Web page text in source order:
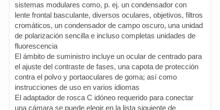
sistemas modulares como, p. ej. un condensador con
lente frontal basculante, diversos oculares, objetivos, filtros
cromáticos, un condensador de campo oscuro, una unidad
de polarización sencilla e incluso completas unidades de
fluorescencia
El ámbito de suministro incluye un ocular de centrado para
el ajuste del contraste de fases, una capota de protección
contra el polvo y portaoculares de goma; así como
instrucciones de uso en varios idiomas
El adaptador de rosca C idóneo requerido para conectar
una cámara se puede elegir en la lista siguiente de